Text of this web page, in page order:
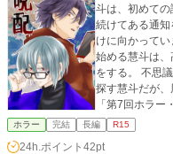
斗は、初めての
続けてある通知を送り付け
けに向かっています』 その日から不可解な
始める慧斗は
をする。 不思議な力を持った來と共に死の呪いを解く方法を
探す慧斗だが
「第7回ホラ
した！
ホラー 完結 長編 R15
24h.ポイント 42pt